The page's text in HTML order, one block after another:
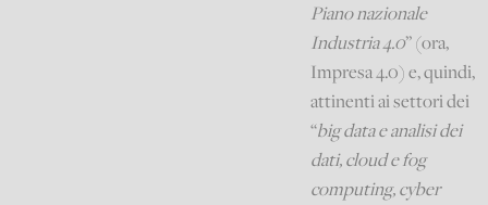
Piano nazionale
Industria 4.0” (ora,
Impresa 4.0) e, quindi,
attinenti ai settori dei
“big data e analisi dei
dati, cloud e fog
computing, cyber